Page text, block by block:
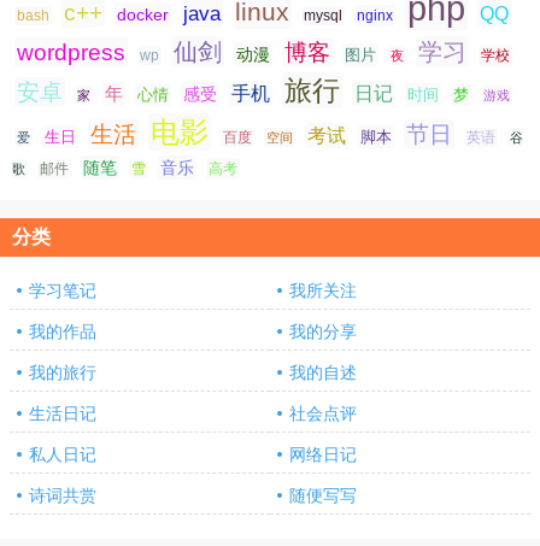
bash c++ docker java linux mysql nginx QQ
wordpress wp 仙剑 动漫 博客 图片 夜 学习 学校
安卓 家 年 心情 感受 手机 旅行 日记 时间 梦 游戏
爱 生日 生活 电影 百度 空间 考试 脚本 节日 英语 谷
歌 邮件 随笔 雪 音乐 高考
分类
学习笔记 我所关注
我的作品 我的分享
我的旅行 我的自述
生活日记 社会点评
私人日记 网络日记
诗词共赏 随便写写